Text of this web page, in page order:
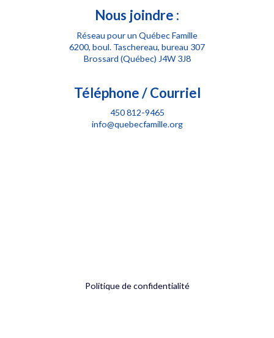
Nous joindre :
Réseau pour un Québec Famille
6200, boul. Taschereau, bureau 307
Brossard (Québec) J4W 3J8
Téléphone / Courriel
450 812-9465
info@quebecfamille.org
Politique de confidentialité